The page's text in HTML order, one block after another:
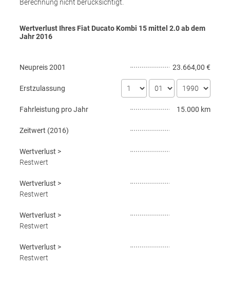
Berechnung nicht berücksichtigt.
Wertverlust Ihres Fiat Ducato Kombi 15 mittel 2.0 ab dem
Jahr2016
Neupreis2001 23.664,00 €
Erstzulassung
Fahrleistung pro Jahr 15.000 km
Zeitwert (2016)
Wertverlust >
Restwert
Wertverlust >
Restwert
Wertverlust >
Restwert
Wertverlust >
Restwert